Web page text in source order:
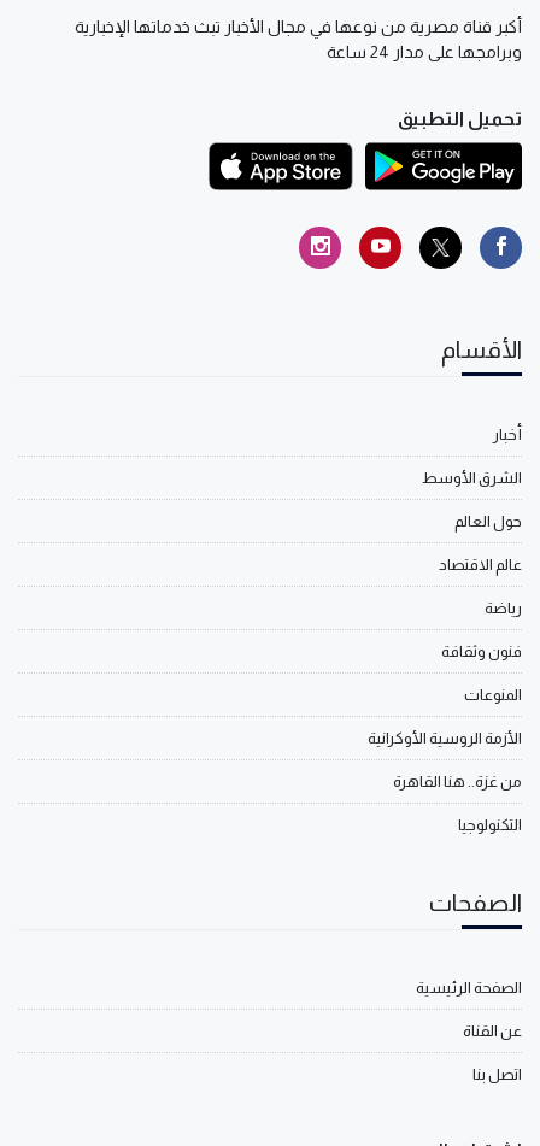
أكبر قناة مصرية من نوعها في مجال الأخبار تبث خدماتها الإخبارية
وبرامجها على مدار 24 ساعة
تحميل التطبيق
الأقسام
أخبار
الشرق الأوسط
حول العالم
عالم الاقتصاد
رياضة
فنون وثقافة
المنوعات
الأزمة الروسية الأوكرانية
من غزة.. هنا القاهرة
التكنولوجيا
الصفحات
الصفحة الرئيسية
عن القناة
اتصل بنا